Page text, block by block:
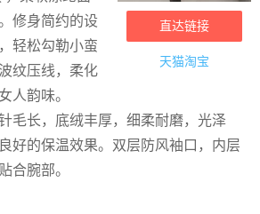
直达链接
天猫淘宝
修身简约的设
轻松勾勒小蛮
纹压线，柔化
人韵味。
毛长，底绒丰厚，细柔耐磨，光泽
好的保温效果。双层防风袖口，内层
合腕部。